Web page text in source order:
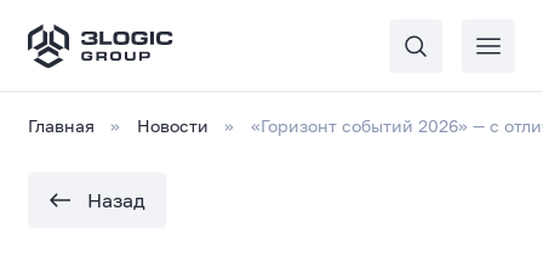
Главная Новости «Горизонт событий 2026» — с
Назад